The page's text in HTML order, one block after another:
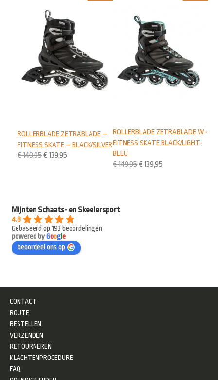
ROLLERBLADE ZETRABLADE W-
FITNESS SKATE BLACK/LIGHT-
BLEU
€149,95€ 139,95
ROLLERBLADE ZETRABLADE –
FITNESS SKATE – BLACK/SILVER
€149,95€ 139,95
Mijnten Schaats- en Skeelersport
4.8
Gebaseerd op 193 beoordelingen
powered byGooge
beoordeel ons op
CONTACT
ROUTE
BESTELLEN
VERZENDEN
RETOURNEREN
KLACHTENPROCEDURE
FAQ